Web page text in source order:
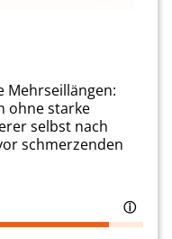
Mehrseillängen:
ohne starke
selbst nach
schmerzenden
ⓘ